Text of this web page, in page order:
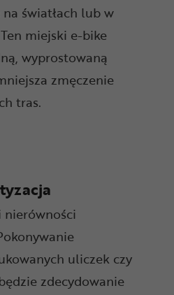
światłach lub w
miejski e-bike
wyprostowaną
zmęczenie
tras.
nierówności
uliczek czy
zdecydowanie